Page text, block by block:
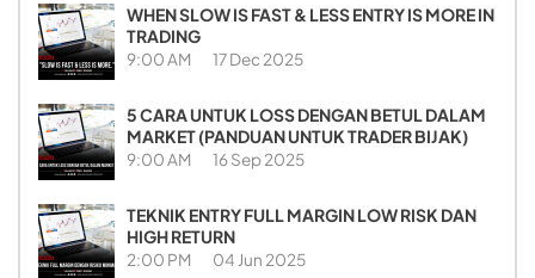
WHEN SLOW IS FAST & LESS ENTRY IS MORE IN
TRADING
9:00 AM 17 Dec 2025
5 CARA UNTUK LOSS DENGAN BETUL DALAM
MARKET (PANDUAN UNTUK TRADER BIJAK)
9:00 AM 16 Sep 2025
TEKNIK ENTRY FULL MARGIN LOW RISK DAN
HIGH RETURN
2:00 PM 04 Jun 2025